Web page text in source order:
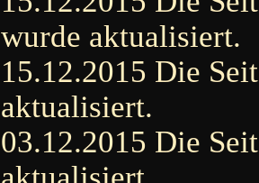
wurde aktualisiert.
15.12.2015 Die
aktualisiert.
03.12.2015 Die